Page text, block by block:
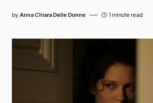
by Anna Chiara Delle Donne 1 minute read